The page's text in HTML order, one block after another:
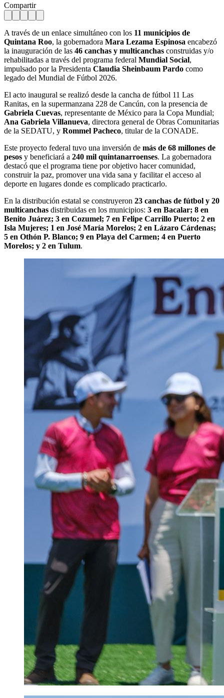
Compartir
A través de un enlace simultáneo con los 11 municipios de
Quintana Roo, la gobernadora Mara Lezama Espinosa encabezó
la inauguración de las 46 canchas y multicanchas construidas y/o
rehabilitadas a través del programa federal Mundial Social,
impulsado por la Presidenta Claudia Sheinbaum Pardo como
legado del Mundial de Fútbol 2026.
El acto inaugural se realizó desde la cancha de fútbol 11 Las
Ranitas, en la supermanzana 228 de Cancún, con la presencia de
Gabriela Cuevas, representante de México para la Copa Mundial;
Ana Gabriela Villanueva, directora general de Obras Comunitarias
de la SEDATU, y Rommel Pacheco, titular de la CONADE.
Este proyecto federal tuvo una inversión de más de 68 millones de
pesos y beneficiará a 240 mil quintanarroenses. La gobernadora
destacó que el programa tiene por objetivo hacer comunidad,
construir la paz, promover una vida sana y facilitar el acceso al
deporte en lugares donde es complicado practicarlo.
En la distribución estatal se construyeron 23 canchas de fútbol y 20
multicanchas distribuidas en los municipios: 3 en Bacalar; 8 en
Benito Juárez; 3 en Cozumel; 7 en Felipe Carrillo Puerto; 2 en
Isla Mujeres; 1 en José María Morelos; 2 en Lázaro Cárdenas;
5 en Othón P. Blanco; 9 en Playa del Carmen; 4 en Puerto
Morelos; y 2 en Tulum.